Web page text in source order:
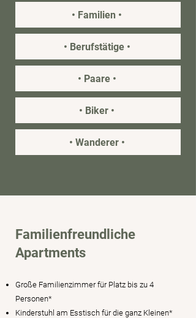
• Familien •
• Berufstätige •
• Paare •
• Biker •
• Wanderer •
Familienfreundliche
Apartments
Große Familienzimmer für Platz bis zu 4
Personen*​
Kinderstuhl am Esstisch für die ganz Kleinen*​